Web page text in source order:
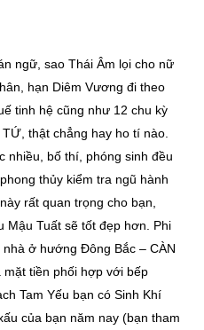
ngữ, sao Thái Âm lọi cho nữ
hạn Diêm Vương đi theo
tinh hệ cũng như 12 chu kỳ
thật chẳng hay ho tí nào.
nhiều, bố thí, phóng sinh đều
thủy kiểm tra ngũ hành
rất quan trọng cho bạn,
Mậu Tuất sẽ tốt đẹp hơn. Phi
ở hướng Đông Bắc – CÀN
tiền phối hợp với bếp
Tam Yếu bạn có Sinh Khí
của bạn năm nay (bạn tham